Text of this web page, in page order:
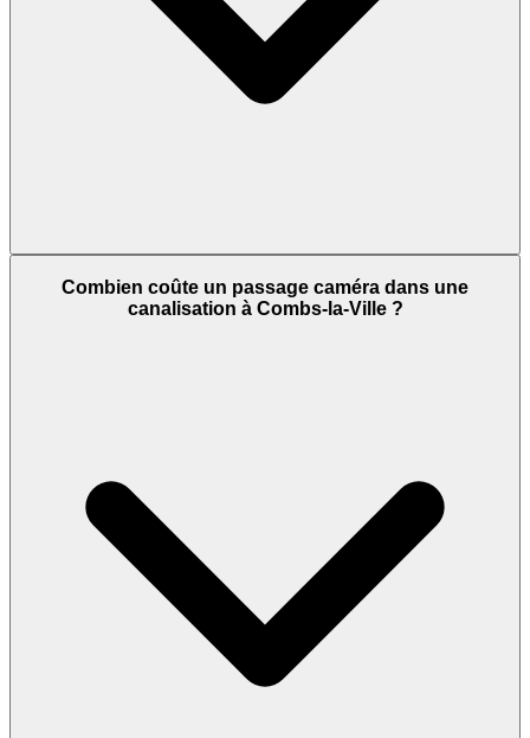
Combien coûte un passage caméra dans une
canalisation à Combs-la-Ville ?